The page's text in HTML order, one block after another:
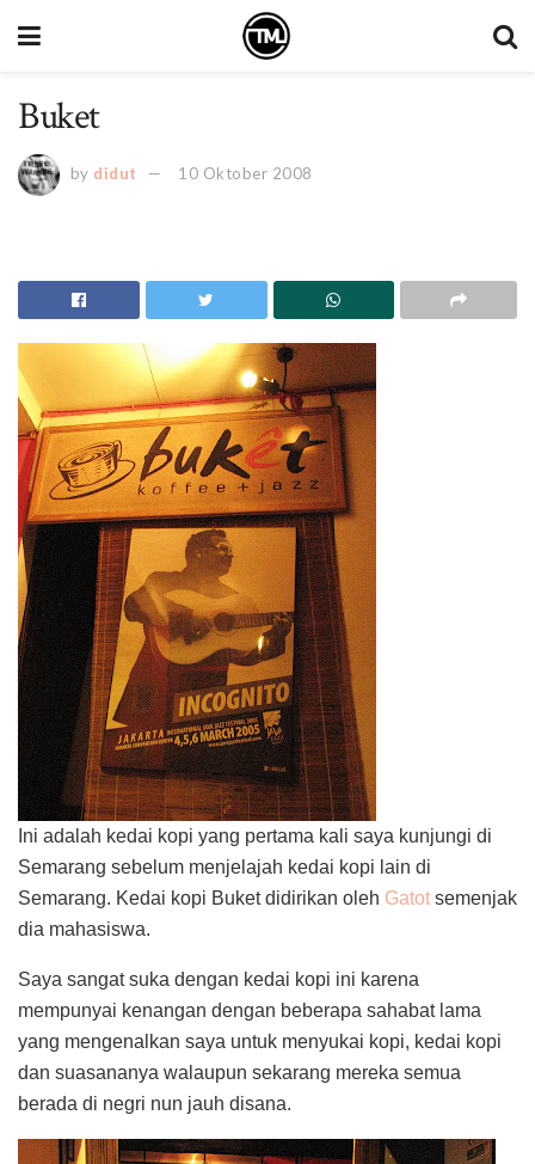
Buket
by didut 10 Oktober 2008
Ini adalah kedai kopi yang pertama kali saya kunjungi di
Semarang sebelum menjelajah kedai kopi lain di
Semarang. Kedai kopi Buket didirikan oleh Gatot semenjak
dia mahasiswa.
Saya sangat suka dengan kedai kopi ini karena
mempunyai kenangan dengan beberapa sahabat lama
yang mengenalkan saya untuk menyukai kopi, kedai kopi
dan suasananya walaupun sekarang mereka semua
berada di negri nun jauh disana.